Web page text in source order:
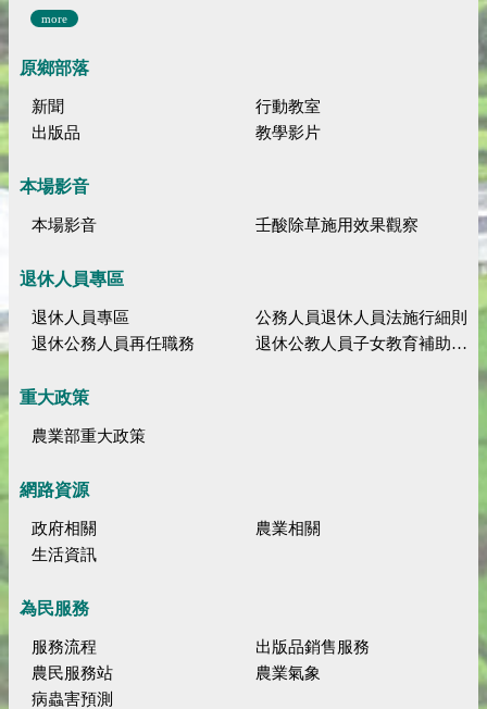
more
原鄉部落
新聞
行動教室
出版品
教學影片
本場影音
本場影音 壬酸除草施用效果觀察
退休人員專區
退休人員專區
公務人員退休人員法施行細則
退休公務人員再任職務
退休公教人員子女教育補助規定
重大政策
農業部重大政策
網路資源
政府相關
農業相關
生活資訊
為民服務
服務流程
出版品銷售服務
農民服務站
農業氣象
病蟲害預測